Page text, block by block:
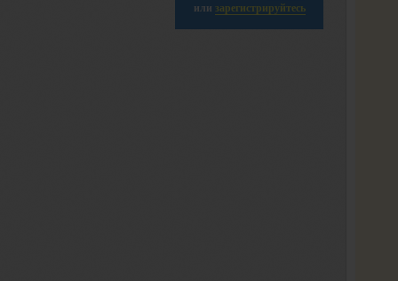
или зарегистрируйтесь